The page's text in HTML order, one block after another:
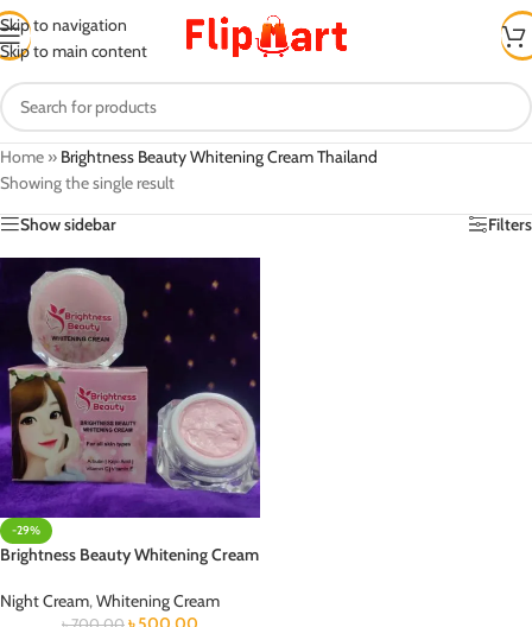
Skip to navigation
Skip to main content
Home » Brightness Beauty Whitening Cream Thailand
Showing the single result
Show sidebar
Filters
-29%
Brightness Beauty Whitening Cream
Night Cream,Whitening Cream